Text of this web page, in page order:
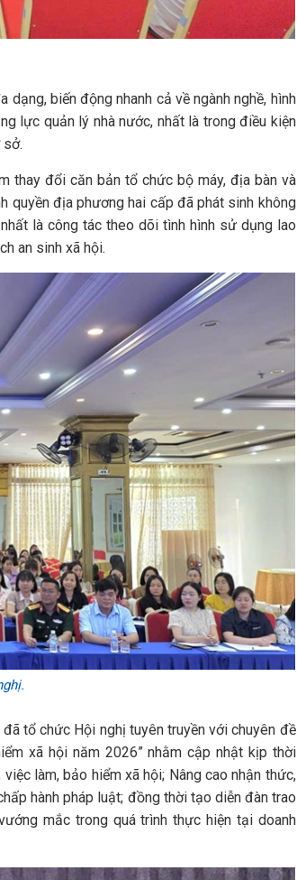
biến động nhanh cả về ngành nghề, hình
lực quản lý nhà nước, nhất là trong điều kiện
sở.
thay đổi căn bản tổ chức bộ máy, địa bàn và
quyền địa phương hai cấp đã phát sinh không
là công tác theo dõi tình hình sử dụng lao
an sinh xã hội.
tổ chức Hội nghị tuyên truyền với chuyên đề
xã hội năm 2026” nhằm cập nhật kịp thời
làm, bảo hiểm xã hội; Nâng cao nhận thức,
hành pháp luật; đồng thời tạo diễn đàn trao
mắc trong quá trình thực hiện tại doanh